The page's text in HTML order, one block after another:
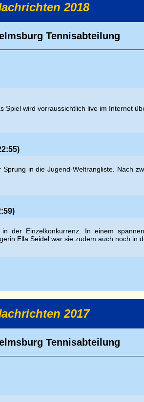
2018
Tennisabteilung
wird vorraussichtlich live im Internet
in die Jugend-Weltrangliste. Nach
der Einzelkonkurrenz. In einem
Ella Seidel war sie zudem auch noch in
2017
Tennisabteilung